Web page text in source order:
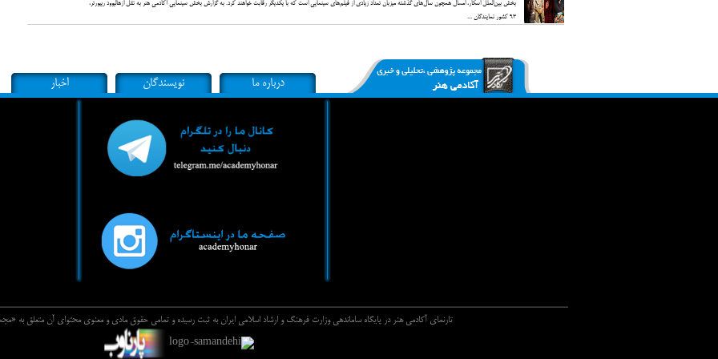
بخش بین‌الملل اسکار، امسال همچون سال‌های گذشته میزبان تعداد زیادی از فیلم‌های سینمایی است که با یکدیگر رقابت خواهند کرد. به گزارش بخش سینمایی آکادمی هنر به نقل ازهالیوود ریپورتر،
93 کشور نمایندگان ...
درباره ما نویسندگان اخبار
تارنماي آکادمي هنر در پايگاه ساماندهي وزارت فرهنگ و ارشاد اسلامي ايران به ثبت رسيده و تمامي حقوق مادي و معنوي محتواي آن متعلق به